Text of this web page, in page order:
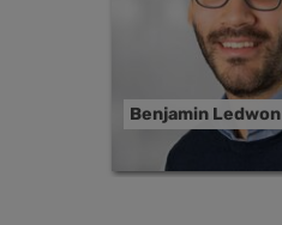
Benjamin Ledwon